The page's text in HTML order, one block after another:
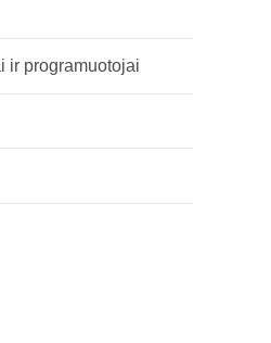
ir programuotojai